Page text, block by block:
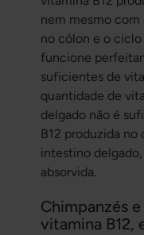
nem mesmo com
no cólon e o
funcione
suficientes de
quantidade de
delgado não é
B12 produzida no
intestino
absorvida.
Chimpanzés
vitamina B12,